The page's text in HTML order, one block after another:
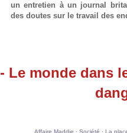
un entretien à un journal
des doutes sur le travail des
- Le monde dans
Affaire Maddie · Société · La